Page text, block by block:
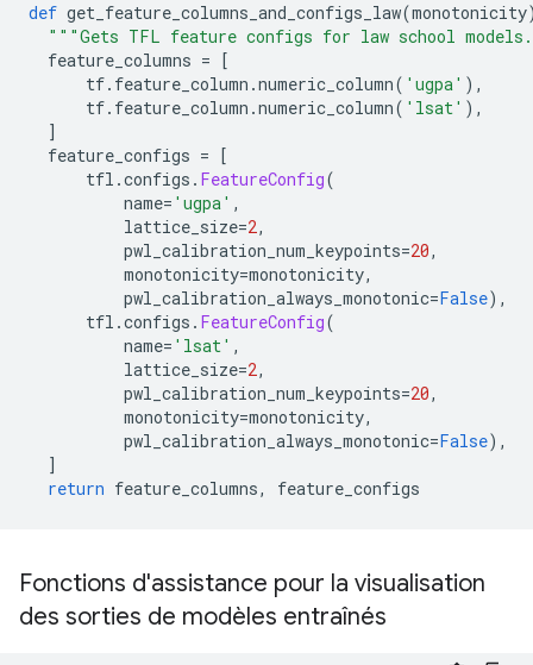
def get_feature_columns_and_configs_law(monotonicity
"""Gets TFL feature configs for law school
feature_columns = [
tf. feature_column .numeric_column( 'ugpa' ),
tf. feature_column .numeric_column( 'lsat' ),
]
feature_configs = [
tfl .configs . FeatureConfig(
name= 'ugpa' ,
lattice_size=2,
pwl_calibration_num_keypoints=20,
monotonicity=monotonicity,
pwl_calibration_always_monotonic=False),
tfl .configs . FeatureConfig(
name= 'lsat' ,
lattice_size=2,
pwl_calibration_num_keypoints=20,
monotonicity=monotonicity,
pwl_calibration_always_monotonic=False),
]
return feature_columns, feature_configs
Fonctions d'assistance pour la visualisation
des sorties de modèles entraînés